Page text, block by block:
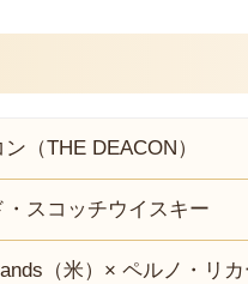
（THE DEACON）
スコッチウイスキー
（米）× ペルノ・リ